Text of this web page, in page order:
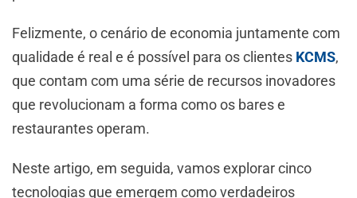
Felizmente, o cenário de economia juntamente com
qualidade é real e é possível para os clientes KCMS,
que contam com uma série de recursos inovadores
que revolucionam a forma como os bares e
restaurantes operam.
Neste artigo, em seguida, vamos explorar cinco
tecnologias que emergem como verdadeiros